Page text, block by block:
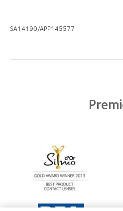
SA14190/APP145577
about
Premio
Silmo
Learn